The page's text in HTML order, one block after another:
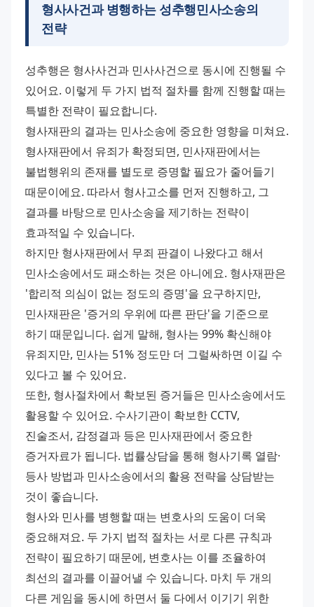
형사사건과 병행하는성추행민사소송의
전략
성추행은 형사사건과 민사사건으로 동시에 진행될 수
있어요. 이렇게 두 가지 법적 절차를 함께 진행할 때는
특별한 전략이 필요합니다.
형사재판의 결과는 민사소송에 중요한 영향을 미쳐요.
형사재판에서 유죄가 확정되면, 민사재판에서는
불법행위의 존재를 별도로 증명할 필요가 줄어들기
때문이에요. 따라서 형사고소를 먼저 진행하고, 그
결과를 바탕으로 민사소송을 제기하는 전략이
효과적일 수 있습니다.
하지만 형사재판에서 무죄 판결이 나왔다고 해서
민사소송에서도 패소하는 것은 아니에요. 형사재판은
'합리적 의심이 없는 정도의 증명'을 요구하지만,
민사재판은 '증거의 우위에 따른 판단'을 기준으로
하기 때문입니다. 쉽게 말해, 형사는 99% 확신해야
유죄지만, 민사는 51% 정도만 더 그럴싸하면 이길 수
있다고 볼 수 있어요.
또한, 형사절차에서 확보된 증거들은 민사소송에서도
활용할 수 있어요. 수사기관이 확보한 CCTV,
진술조서, 감정결과 등은 민사재판에서 중요한
증거자료가 됩니다. 법률상담을 통해 형사기록 열람·
등사 방법과 민사소송에서의 활용 전략을 상담받는
것이 좋습니다.
형사와 민사를 병행할 때는 변호사의 도움이 더욱
중요해져요. 두 가지 법적 절차는 서로 다른 규칙과
전략이 필요하기 때문에, 변호사는 이를 조율하여
최선의 결과를 이끌어낼 수 있습니다. 마치 두 개의
다른 게임을 동시에 하면서 둘 다에서 이기기 위한